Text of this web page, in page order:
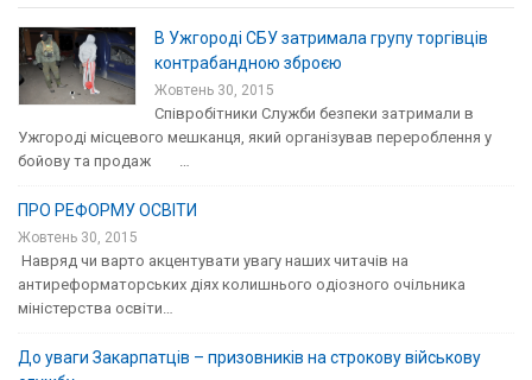
В Ужгороді СБУ затримала групу торгівців
контрабандною зброєю
Жовтень 30, 2015
Співробітники Служби безпеки затримали в
Ужгороді місцевого мешканця, який організував перероблення у
бойову та продаж …
ПРО РЕФОРМУ ОСВІТИ
Жовтень 30, 2015
Навряд чи варто акцентувати увагу наших читачів на
антиреформаторських діях колишнього одіозного очільника
міністерства освіти…
До уваги Закарпатців – призовників на строкову військову